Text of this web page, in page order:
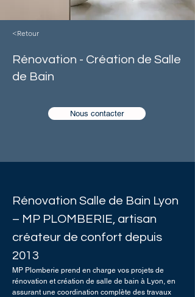
<Retour
Rénovation - Création de Salle
de Bain
Nous contacter
Rénovation Salle de Bain Lyon
– MP PLOMBERIE, artisan
créateur de confort depuis
2013
MP Plomberie prend en charge vos projets de
rénovation et création de salle de bain à Lyon, en
assurant une coordination complète des travaux